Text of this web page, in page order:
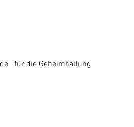
für die Geheimhaltung